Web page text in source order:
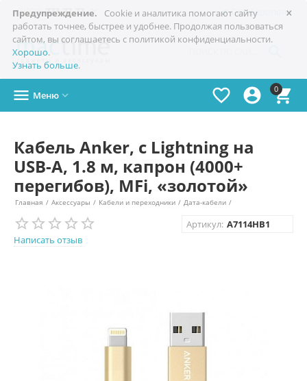
×
Предупреждение.
Cookie и аналитика помогают сайту
работать точнее, быстрее и удобнее. Продолжая пользоваться
сайтом, вы соглашаетесь с политикой конфиденциальности.
Хорошо.
Узнать больше.
Симферополь
+7(978)773-77-77 
0



 Меню 
Кабель Anker, с Lightning на
USB-A, 1.8 м, капрон (4000+
перегибов), MFi, «золотой»
Главная / Аксессуары / Кабели и переходники / Дата-кабели /
Написать отзыв
Артикул: A7114HB1